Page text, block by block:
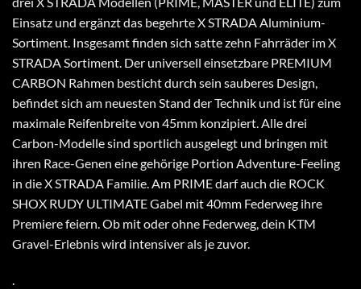
Einsatz und ergänzt das begehrte X STRADA Aluminium-
Sortiment. Insgesamt finden sich satte zehn Fahrräder im X
STRADA Sortiment. Der universell einsetzbare PREMIUM
CARBON Rahmen besticht durch sein sauberes Design,
befindet sich am neuesten Stand der Technik und ist für eine
maximale Reifenbreite von 45mm konzipiert. Alle drei
Carbon-Modelle sind sportlich ausgelegt und bringen mit
ihren Race-Genen eine gehörige Portion Adventure-Feeling
in die X STRADA Familie. Am PRIME darf auch die ROCK
SHOX RUDY ULTIMATE Gabel mit 40mm Federweg ihre
Premiere feiern. Ob mit oder ohne Federweg, dein KTM
Gravel-Erlebnis wird intensiver als je zuvor.
.